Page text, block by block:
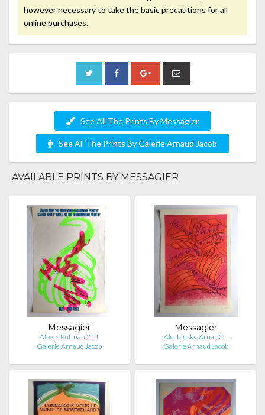
however necessary to take the basic precautions for all
online purchases.
See All The Prints By Messagier
See All The Prints By Galerie Arnaud Jacob
AVAILABLE PRINTS BY MESSAGIER
Messagier
Alpers Putman 211
Galerie Arnaud Jacob
Messagier
Alechinsky, Arnal, C…
Galerie Arnaud Jacob